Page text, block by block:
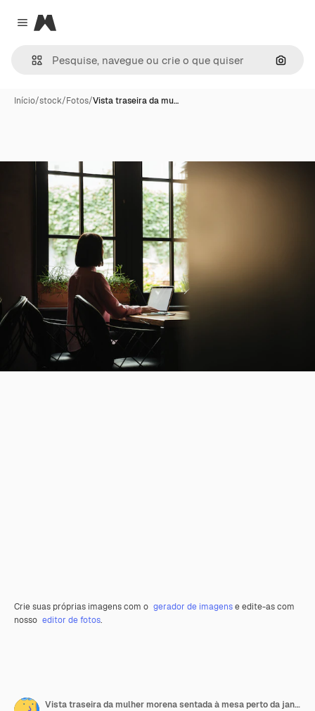
Close menu
Magnific
Início/stock/Fotos/Vista traseira da mu…
Crie suas próprias imagens com o gerador de imagense edite-as com
nosso editor de fotos.
Vista traseira da mulher morena sentada à mesa perto da janela